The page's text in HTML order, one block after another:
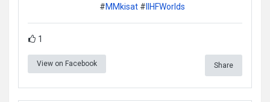
#MMkisat#IIHFWorlds
1
View on Facebook Share